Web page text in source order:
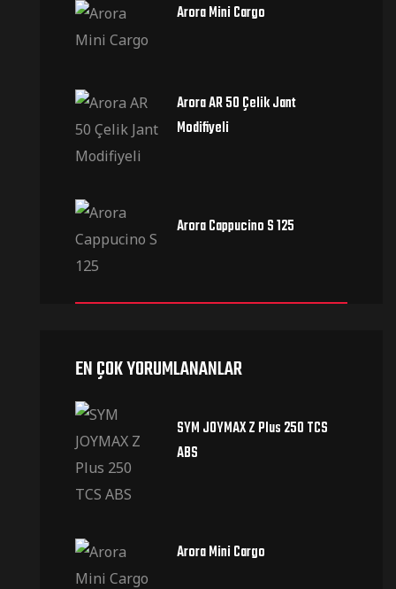
Arora Mini Cargo
Arora AR 50 Çelik Jant
Modifiyeli
Arora Cappucino S 125
EN ÇOK YORUMLANANLAR
SYM JOYMAX Z Plus 250 TCS
ABS
Arora Mini Cargo